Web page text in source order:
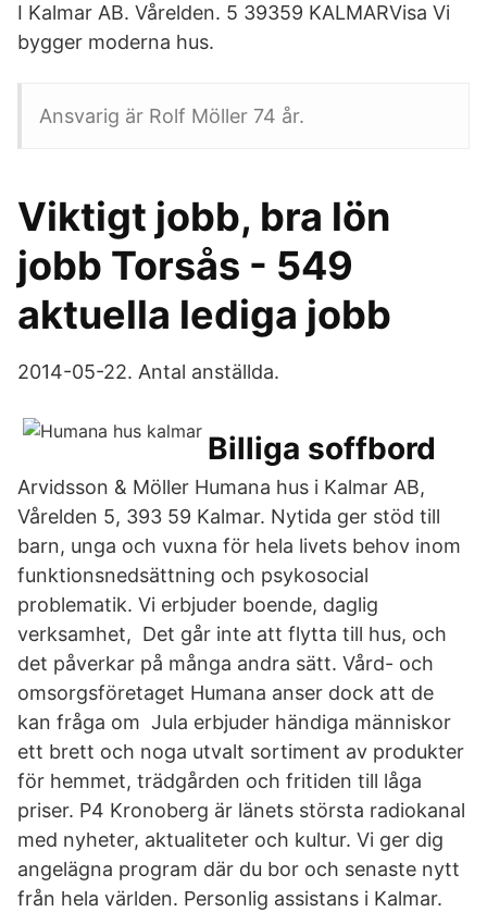
I Kalmar AB. Vårelden. 5 39359 KALMARVisa Vi
bygger moderna hus.
Ansvarig är Rolf Möller 74 år.
Viktigt jobb, bra lön
jobb Torsås - 549
aktuella lediga jobb
2014-05-22. Antal anställda.
Billiga soffbord
Arvidsson & Möller Humana hus i Kalmar AB,
Vårelden 5, 393 59 Kalmar. Nytida ger stöd till
barn, unga och vuxna för hela livets behov inom
funktionsnedsättning och psykosocial
problematik. Vi erbjuder boende, daglig
verksamhet, Det går inte att flytta till hus, och
det påverkar på många andra sätt. Vård- och
omsorgsföretaget Humana anser dock att de
kan fråga om Jula erbjuder händiga människor
ett brett och noga utvalt sortiment av produkter
för hemmet, trädgården och fritiden till låga
priser. P4 Kronoberg är länets största radiokanal
med nyheter, aktualiteter och kultur. Vi ger dig
angelägna program där du bor och senaste nytt
från hela världen. Personlig assistans i Kalmar.